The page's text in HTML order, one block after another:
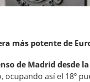
más potente de
de Madrid desde
así el 18º